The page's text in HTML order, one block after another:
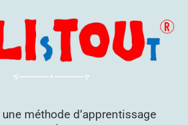
une méthode d’apprentissage